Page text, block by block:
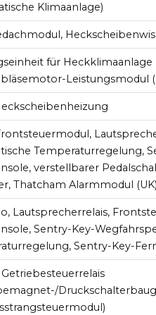
Klimaanlage)
für Heckklimaanlage
Leistungsmodul
Temperaturregelung,
verstellbarer
Thatcham Alarmmodul
Lautsprecherrelais,
Sentry-Key-
Sentry-Key-